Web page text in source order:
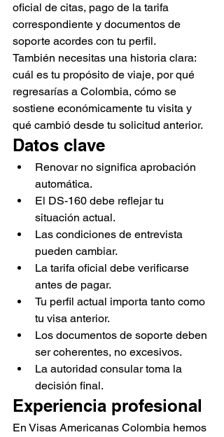
oficial de citas, pago de la tarifa
correspondiente y documentos de
soporte acordes con tu perfil.
También necesitas una historia clara:
cuál es tu propósito de viaje, por qué
regresarías a Colombia, cómo se
sostiene económicamente tu visita y
qué cambió desde tu solicitud anterior.
Datos clave
Renovar no significa aprobación
automática.
El DS-160 debe reflejar tu
situación actual.
Las condiciones de entrevista
pueden cambiar.
La tarifa oficial debe verificarse
antes de pagar.
Tu perfil actual importa tanto como
tu visa anterior.
Los documentos de soporte deben
ser coherentes, no excesivos.
La autoridad consular toma la
decisión final.
Experiencia profesional
En Visas Americanas Colombia hemos